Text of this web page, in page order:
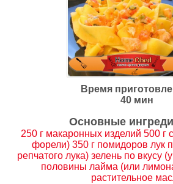
Время
40 мин
Основные
250 г макаронных изделий 500 г
форели) 350 г помидоров лук
репчатого лука) зелень по вкусу
половины лайма (или
растительное